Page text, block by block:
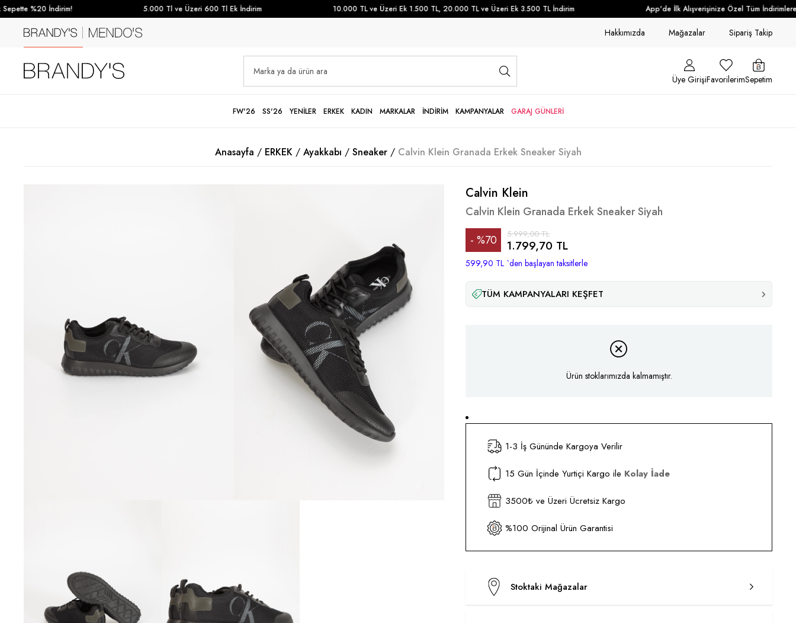
%20 İndirim! 5.000 Tl ve Üzeri 600 Tl Ek İndirim 10.000 TL ve Üzeri Ek 1.500 TL, 20.000 TL ve Üzeri Ek 3.500 TL İndirim App'de İlk Alışverişinize Özel Tüm İndirimlere
Hakkımızda Mağazalar Sipariş Takip
Üye GirişiFavorilerimSepetim
FW'26 SS'26 YENİLER ERKEK KADIN MARKALAR İNDİRİM KAMPANYALAR GARAJ GÜNLERİ
Anasayfa ERKEK Ayakkabı Sneaker Calvin Klein Granada Erkek Sneaker Siyah
Calvin Klein
Calvin Klein Granada Erkek Sneaker Siyah
%70
İndirim
5.999,00 TL
1.799,70 TL
599,90 TL `den başlayan taksitlerle
TÜM KAMPANYALARI KEŞFET
Ürün stoklarımızda kalmamıştır.
1-3 İş Gününde Kargoya Verilir
15 Gün İçinde Yurtiçi Kargo ile Kolay İade
3500₺ ve Üzeri Ücretsiz Kargo
%100 Orijinal Ürün Garantisi
Stoktaki Mağazalar